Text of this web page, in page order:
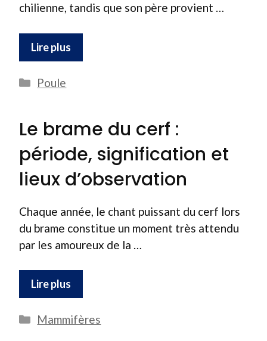
chilienne, tandis que son père provient …
Lire plus
Catégories
Poule
Le brame du cerf :
période, signification et
lieux d’observation
Chaque année, le chant puissant du cerf lors
du brame constitue un moment très attendu
par les amoureux de la …
Lire plus
Catégories
Mammifères